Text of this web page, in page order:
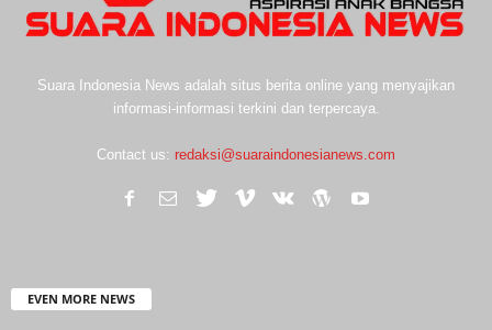
Suara Indonesia News adalah situs berita online yang menyajikan
informasi-informasi terkini dan terpercaya.
Contact us: redaksi@suaraindonesianews.com
EVEN MORE NEWS